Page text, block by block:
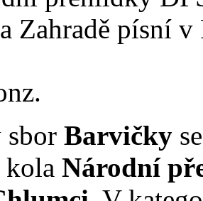
Zahradě písní
sbor Barvičky
kola Národní